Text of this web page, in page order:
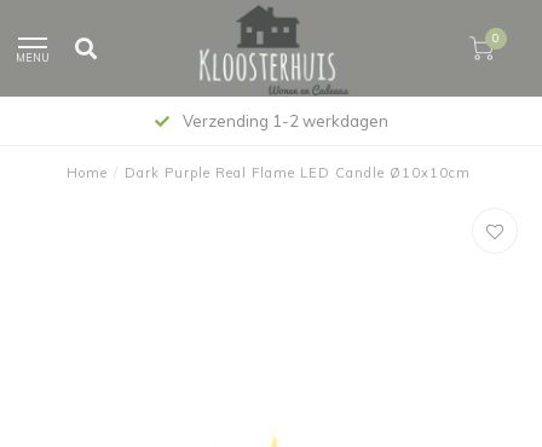
MENU
0
Verzending 1-2 werkdagen
Home / Dark Purple Real Flame LED Candle Ø10x10cm